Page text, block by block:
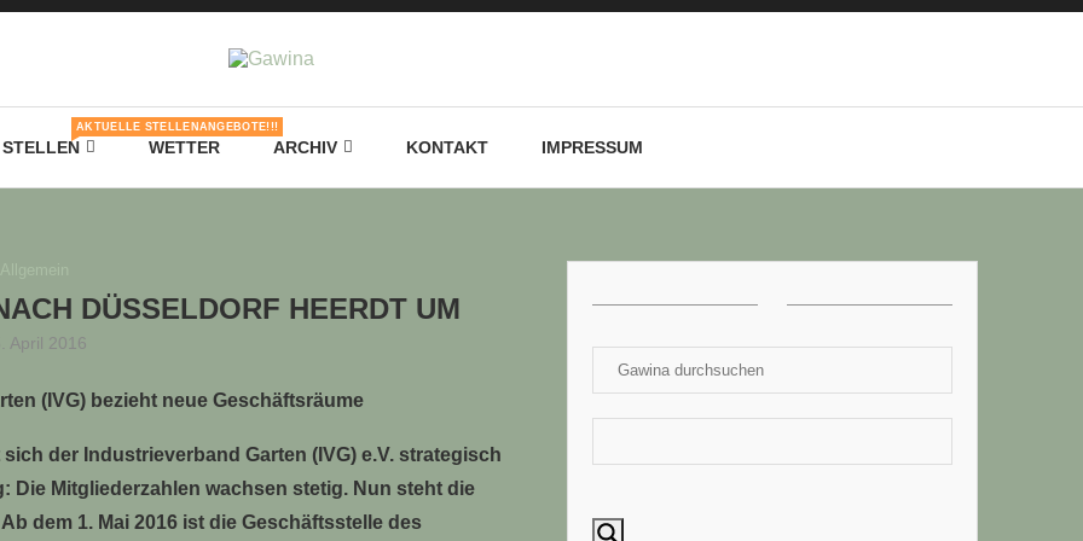
STELLEN
AKTUELLE STELLENANGEBOTE!!!
WETTER ARCHIV KONTAKT IMPRESSUM
DÜSSELDORF HEERDT UM
April 2016
(IVG) bezieht neue Geschäftsräume
der Industrieverband Garten (IVG) e.V. strategisch
Die Mitgliederzahlen wachsen stetig. Nun steht die
dem 1. Mai 2016 ist die Geschäftsstelle des